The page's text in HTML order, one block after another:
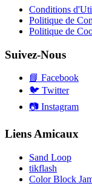
Conditions
Politique de
Politique de
Suivez-Nous
📘 Facebook
🐦 Twitter
📷 Instagram
Liens Amicaux
Sand Loop
tikflash
Color Block